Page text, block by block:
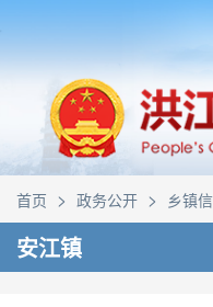
首页 > 政务公开 > 乡镇
安江镇